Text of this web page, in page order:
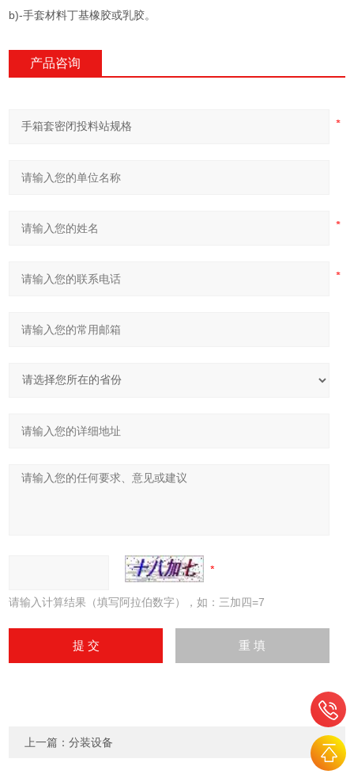
b)-手套材料丁基橡胶或乳胶。
产品咨询
请输入计算结果（填写阿拉伯数字），如：三加四=7
上一篇：分装设备